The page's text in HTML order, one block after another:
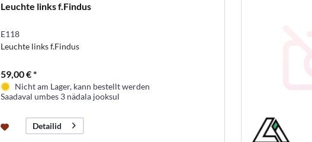
Leuchte links f.Findus
E118
Leuchte links f.Findus
59,00 € *
Nicht am Lager, kann bestellt werden
Saadaval umbes 3 nädala jooksul
Detailid